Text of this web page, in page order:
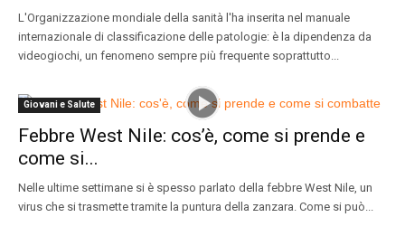
L'Organizzazione mondiale della sanità l'ha inserita nel manuale
internazionale di classificazione delle patologie: è la dipendenza da
videogiochi, un fenomeno sempre più frequente soprattutto...
Giovani e Salute
Febbre West Nile: cos’è, come si prende e
come si...
Nelle ultime settimane si è spesso parlato della febbre West Nile, un
virus che si trasmette tramite la puntura della zanzara. Come si può...